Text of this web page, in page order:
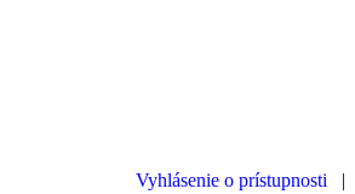
Vyhlásenie o prístupnosti |